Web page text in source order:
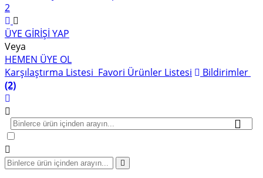
2
ÜYE GİRİŞİ YAP
Veya
HEMEN ÜYE OL
Karşılaştırma Listesi Favori Ürünler Listesi
Bildirimler
(2)